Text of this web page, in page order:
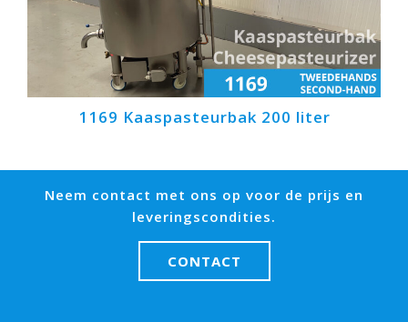
1169 Kaaspasteurbak 200 liter
Neem contact met ons op voor de prijs en
leveringscondities.
CONTACT